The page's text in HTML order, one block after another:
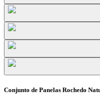
Conjunto de Panelas Rochedo